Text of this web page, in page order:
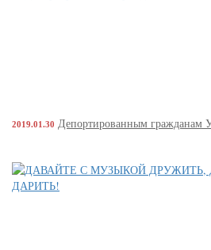
2019.01.30 Депортированным гражданам